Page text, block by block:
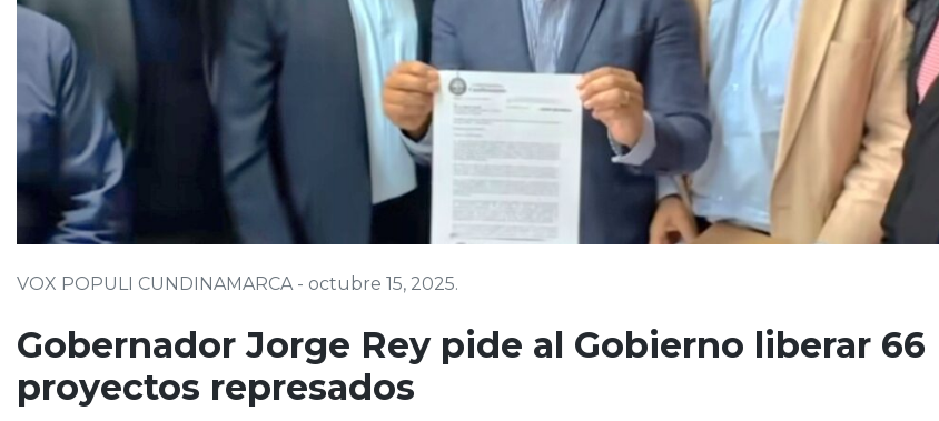
VOX POPULI CUNDINAMARCA - octubre 15, 2025.
Gobernador Jorge Rey pide al Gobierno liberar 66
proyectos represados